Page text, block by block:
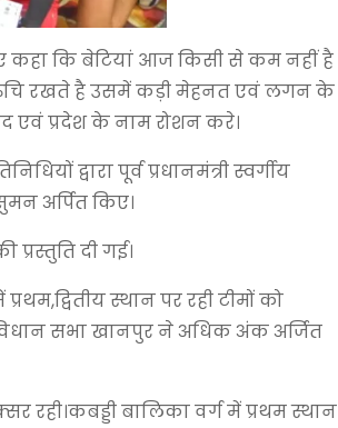
कहा कि बेटियां आज किसी से कम नहीं है
में रुचि रखते है उसमें कड़ी मेहनत एवं लगन के
प्रदेश के नाम रोशन करे।
द्वारा पूर्व प्रधानमंत्री स्वर्गीय
अर्पित किए।
दी गई।
स्थान पर रही टीमों को
विधान सभा खानपुर ने अधिक अंक अर्जित
रही।कबड्डी बालिका वर्ग में प्रथम स्थान